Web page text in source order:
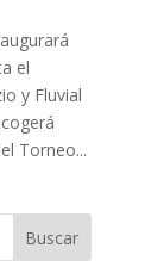
el
y Fluvial
Torneo...